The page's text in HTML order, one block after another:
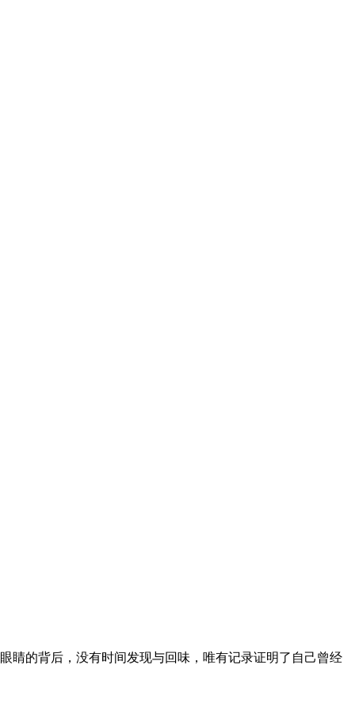
睛的背后，没有时间发现与回味，唯有记录证明了自己曾经